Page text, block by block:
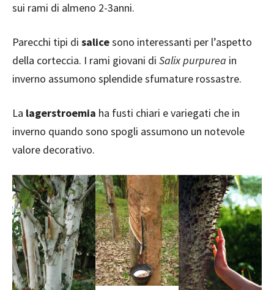
sui rami di almeno 2-3anni.
Parecchi tipi di salicesono interessanti per l’aspetto
della corteccia. I rami giovani di Salix purpurea in
inverno assumono splendide sfumature rossastre.
La lagerstroemia ha fusti chiari e variegati che in
inverno quando sono spogli assumono un notevole
valore decorativo.